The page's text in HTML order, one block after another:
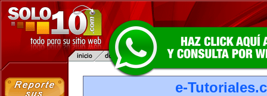
e-